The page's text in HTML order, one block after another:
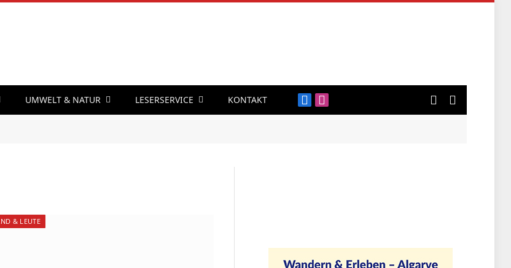
UMWELT & NATUR LESERSERVICE KONTAKT FacebookInstagram
& LEUTE